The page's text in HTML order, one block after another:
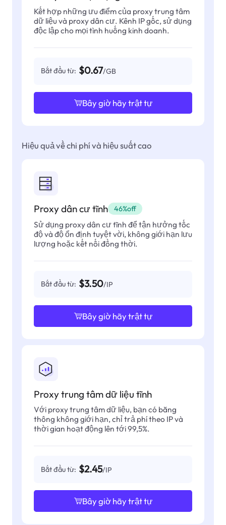
Kết hợp những ưu điểm của proxy trung tâm
dữ liệu và proxy dân cư. Kênh IP gốc, sử dụng
độc lập cho mọi tình huống kinh doanh.
Bắt đầu từ: $0.67/GB
Bây giờ hãy trật tự
Hiệu quả về chi phí và hiệu suất cao
Proxy dân cư tĩnh 46%off
Sử dụng proxy dân cư tĩnh để tận hưởng tốc
độ và độ ổn định tuyệt vời, không giới hạn lưu
lượng hoặc kết nối đồng thời.
Bắt đầu từ: $3.50/IP
Bây giờ hãy trật tự
Proxy trung tâm dữ liệu tĩnh
Với proxy trung tâm dữ liệu, bạn có băng
thông không giới hạn, chỉ trả phí theo IP và
thời gian hoạt động lên tới 99,5%.
Bắt đầu từ: $2.45/IP
Bây giờ hãy trật tự